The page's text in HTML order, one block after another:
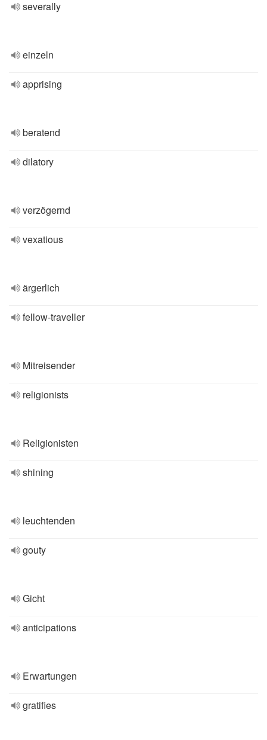
severally
einzeln
apprising
beratend
dilatory
verzögernd
vexatious
ärgerlich
fellow-traveller
Mitreisender
religionists
Religionisten
shining
leuchtenden
gouty
Gicht
anticipations
Erwartungen
gratifies